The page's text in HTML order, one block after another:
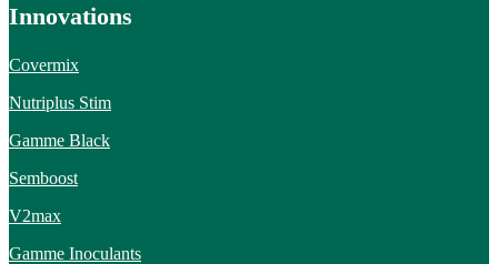
Innovations
Covermix
Nutriplus Stim
Gamme Black
Semboost
V2max
Gamme Inoculants